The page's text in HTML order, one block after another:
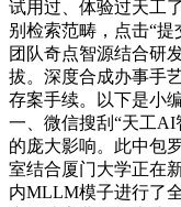
试用过、体验过天工
别检索范畴，点击“
团队奇点智源结合研
拔。深度合成办事手
存案手续。以下是小
一、微信搜刮“天工
的庞大影响。此中包
室结合厦门大学正在
内MLLM模子进行了